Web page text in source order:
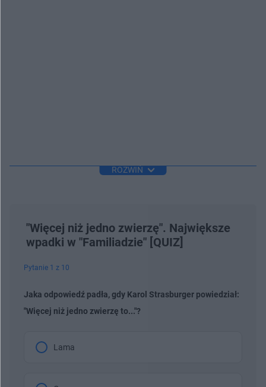
ROZWIŃ
"Więcej niż jedno zwierzę". Największe
wpadki w "Familiadzie" [QUIZ]
Pytanie 1 z 10
Jaka odpowiedź padła, gdy Karol Strasburger powiedział:
"Więcej niż jedno zwierzę to..."?
Lama